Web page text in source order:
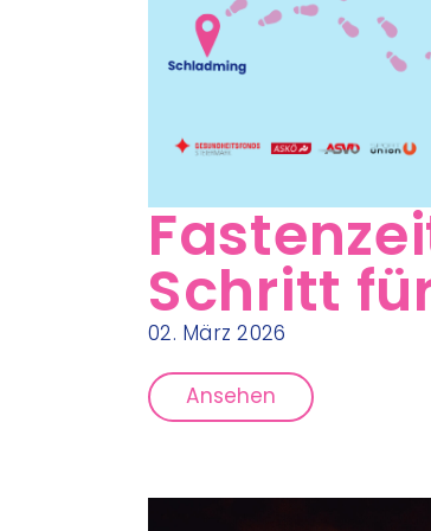
Schritt
02. März 2026
Ansehen